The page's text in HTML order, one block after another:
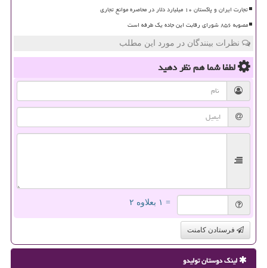
تجارت ایران و پاکستان ۱۰ میلیارد دلار در محاصره موانع تجاری
مصوبه ۸۵۶ شورای رقابت این جاده یک طرفه است
نظرات بینندگان در مورد این مطلب
لطفا شما همنظر دهید
= ۱ بعلاوه ۲
فرستادن کامنت
لینک دوستان تولیدو